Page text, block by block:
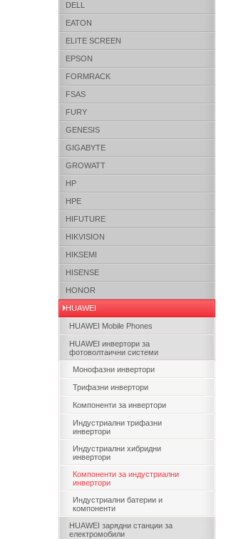
DELL
EATON
ELITE SCREEN
EPSON
FORMRACK
FSAS
FURY
GENESIS
GIGABYTE
GROWATT
HP
HPE
HIFUTURE
HIKVISION
HIKSEMI
HISENSE
HONOR
HUAWEI
HUAWEI Mobile Phones
HUAWEI инвертори за
фотоволтаични системи
Монофазни инвертори
Трифазни инвертори
Компоненти за инвертори
Индустриални трифазни
инвертори
Индустриални хибридни
инвертори
Компоненти за индустриални
инвертори
Индустриални батерии и
компоненти
HUAWEI зарядни станции за
електромобили